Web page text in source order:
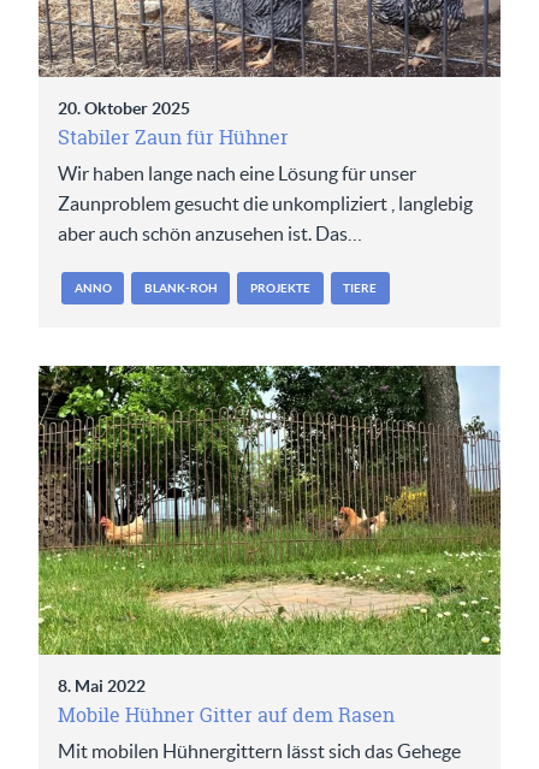
20. Oktober 2025
Stabiler Zaun für Hühner
Wir haben lange nach eine Lösung für unser
Zaunproblem gesucht die unkompliziert , langlebig
aber auch schön anzusehen ist. Das…
ANNO BLANK-ROH PROJEKTE TIERE
8. Mai 2022
Mobile Hühner Gitter auf dem Rasen
Mit mobilen Hühnergittern lässt sich das Gehege